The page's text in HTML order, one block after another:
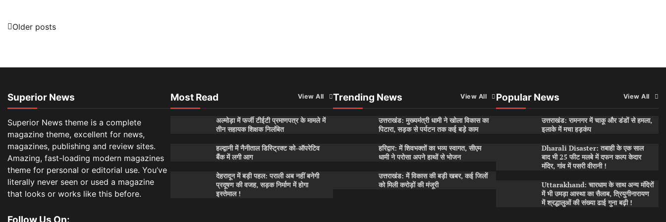
Posts
Older posts
Superior News
Superior News theme is a complete
magazine theme, excellent for news,
magazines, publishing and review sites.
Amazing, fast-loading modern magazines
theme for personal or editorial use. You’ve
literally never seen or used a magazine
that looks or works like this before.
Most Read View All
अल्मोड़ा में फर्जी टीईटी प्रमाणपत्र के मामले में
तीन सहायक शिक्षक निलंबित
हल्द्वानी में नैनीताल डिस्ट्रिक्ट को-ऑपरेटिव
बैंक में लगी आग
देहरादून में बड़ी पहल: पराली अब नहीं बनेगी
प्रदूषण की वजह, सड़क निर्माण में होगा
इस्तेमाल !
Trending News View All
उत्तराखंड: मुख्यमंत्री धामी ने खोला विकास का
पिटारा, सड़क से पर्यटन तक कई बड़े काम
हरिद्वार: में शिवभक्तों का भव्य स्वागत, सीएम
धामी ने परोसा अपने हाथों से भोजन
उत्तराखंड: में विकास की बड़ी खबर, कई जिलों
को मिली करोड़ों की मंजूरी
Popular News View All
उत्तराखंड: रामनगर में चाकू और डंडों से हमला,
इलाके में मचा हड़कंप
Dharali Disaster: तबाही के एक साल
बाद भी 25 फीट मलबे में दफन कल्प केदार
मंदिर, गांव में पसरी वीरानी !
Uttarakhand: चारधाम के साथ अन्य मंदिरों
में भी उमड़ा आस्था का सैलाब, त्रियुगीनारायण
में श्रद्धालुओं की संख्या ढाई गुना बढ़ी !